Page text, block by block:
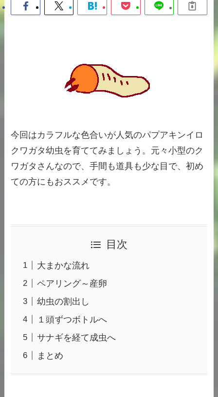
今回はカラフルな色合いが人気のパプアキンイロ
クワガタ幼虫を育ててみましょう。元々小型のク
ワガタさんなので、手間も道具も少な目で、初め
ての方にもおススメです。
目次
大まかな流れ
ペアリング～産卵
幼虫の割出し
１頭ずつボトルへ
サナギを経て成虫へ
まとめ